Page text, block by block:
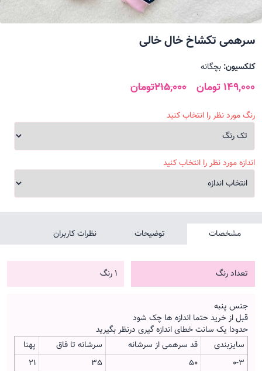
سرهمی تکشاخ خال خالی
کلکسیون: بچگانه
149,000 تومان 215,000تومان
رنگ مورد نظر را انتخاب کنید
اندازه مورد نظر را انتخاب کنید
مشخصات توضیحات نظرات کاربران
تعداد رنگ 1 رنگ
جنس پنبه
قبل از خرید حتما اندازه ها چک شود
حدودا یک سانت خطای اندازه گیری درنظر بگیرید
سایزبندی
قد سرهمی از سرشانه سرشانه تا فاق
پهنا
0-3
50
35
21